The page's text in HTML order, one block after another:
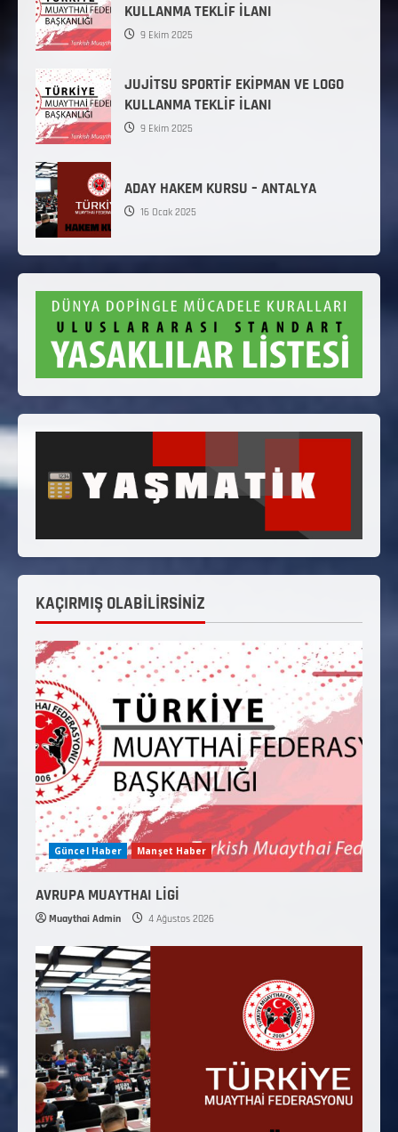
KULLANMA TEKLİF İLANI
9 Ekim 2025
JUJİTSU SPORTİF EKİPMAN VE LOGO
KULLANMA TEKLİF İLANI
9 Ekim 2025
ADAY HAKEM KURSU – ANTALYA
16 Ocak 2025
KAÇIRMIŞ OLABİLİRSİNİZ
Güncel Haber Manşet Haber
AVRUPA MUAYTHAI LİGİ
Muaythai Admin 4 Ağustos 2026